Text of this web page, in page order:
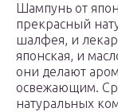
Шампунь от
прекрасный
шалфея, и
японская, и
они делают
освежающим.
натуральных